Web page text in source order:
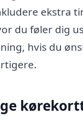
ekstra
du føler dig
hvis du